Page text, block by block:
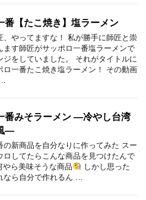
番【たこ焼き】塩ラーメン
、やってますな！ 私が勝手に師匠と崇
ます師匠がサッポロ一番塩ラーメンで
ジをしていました。 それがタイトルに
ロ一番たこ焼き塩ラーメン！ その動画
番みそラーメン ―冷やし台湾
―
の新商品を自分なりに作ってみた スー
ロしてたらこんな商品を見つけたんで
ら美味そうな商品
しかし思った
なら自分で作れるん …